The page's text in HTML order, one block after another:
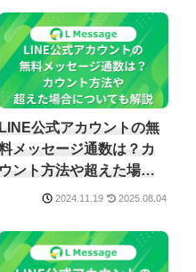
LINE公式アカウントの無
メッセージ通数は？カ
ウント方法や超えた場合
についても解説
2024.11.19 2025.08.04